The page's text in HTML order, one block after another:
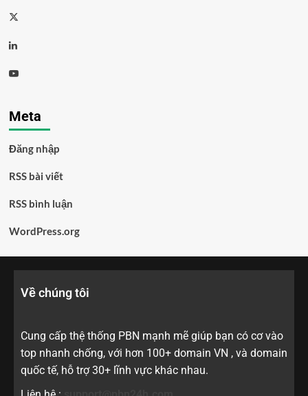
Meta
Đăng nhập
RSS bài viết
RSS bình luận
WordPress.org
Về chúng tôi
Cung cấp thệ thống PBN mạnh mẽ giúp bạn có cơ vào
top nhanh chống, với hơn 100+ domain VN , và domain
quốc tế, hỗ trợ 30+ lĩnh vực khác nhau.